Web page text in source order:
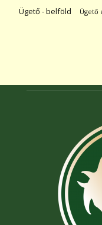
Ügető - belföld Ügető